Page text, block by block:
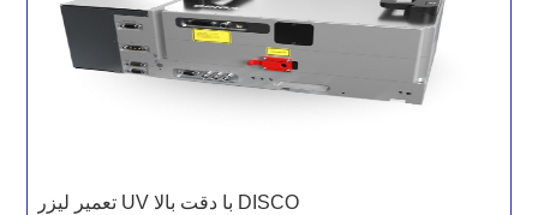
تعمیر لیزر UV با دقت بالا DISCO